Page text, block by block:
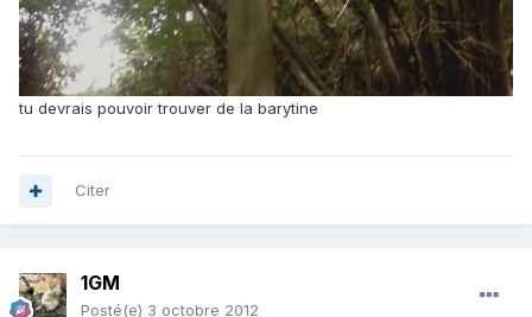
tu devrais pouvoir trouver de la barytine
Citer
1GM
Posté(e) 3 octobre 2012